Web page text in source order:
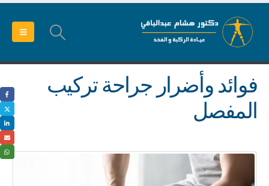
فوائد وأضرار جراحة تركيب
المفصل